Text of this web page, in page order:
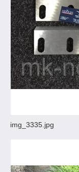
img_3335.jpg